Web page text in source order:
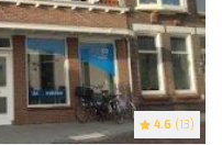
4.6 (13)